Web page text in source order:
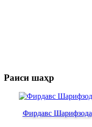
Раиси шаҳр
Фирдавс Шарифзода